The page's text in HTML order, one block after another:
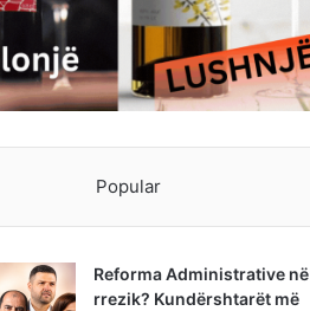
Popular
Reforma Administrative në
rrezik? Kundërshtarët më